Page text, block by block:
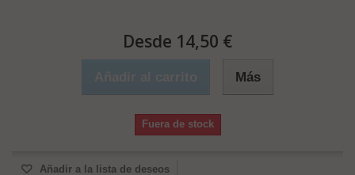
Desde 14,50 €
Añadir al carrito Más
Fuera de stock
Añadir a la lista de deseos